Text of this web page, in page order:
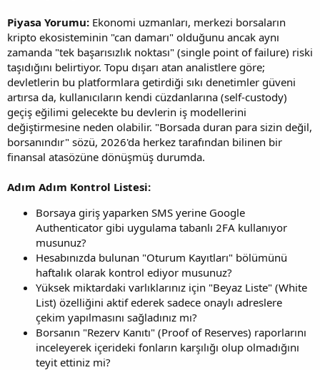
Piyasa Yorumu: Ekonomi uzmanları, merkezi borsaların
kripto ekosisteminin "can damarı" olduğunu ancak aynı
zamanda "tek başarısızlık noktası" (single point of failure) riski
taşıdığını belirtiyor. Topu dışarı atan analistlere göre;
devletlerin bu platformlara getirdiği sıkı denetimler güveni
artırsa da, kullanıcıların kendi cüzdanlarına (self-custody)
geçiş eğilimi gelecekte bu devlerin iş modellerini
değiştirmesine neden olabilir. "Borsada duran para sizin değil,
borsanındır" sözü, 2026'da herkez tarafından bilinen bir
finansal atasözüne dönüşmüş durumda.
Adım Adım Kontrol Listesi:
Borsaya giriş yaparken SMS yerine Google
Authenticator gibi uygulama tabanlı 2FA kullanıyor
musunuz?
Hesabınızda bulunan "Oturum Kayıtları" bölümünü
haftalık olarak kontrol ediyor musunuz?
Yüksek miktardaki varlıklarınız için "Beyaz Liste" (White
List) özelliğini aktif ederek sadece onaylı adreslere
çekim yapılmasını sağladınız mı?
Borsanın "Rezerv Kanıtı" (Proof of Reserves) raporlarını
inceleyerek içerideki fonların karşılığı olup olmadığını
teyit ettiniz mi?